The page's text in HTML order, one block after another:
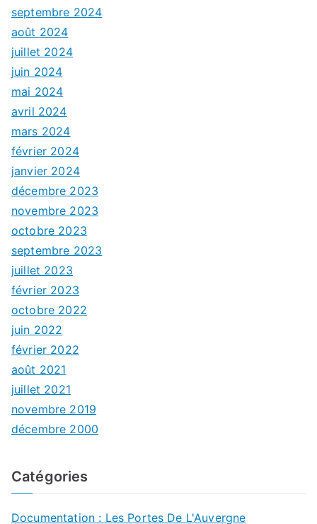
septembre 2024
août 2024
juillet 2024
juin 2024
mai 2024
avril 2024
mars 2024
février 2024
janvier 2024
décembre 2023
novembre 2023
octobre 2023
septembre 2023
juillet 2023
février 2023
octobre 2022
juin 2022
février 2022
août 2021
juillet 2021
novembre 2019
décembre 2000
Catégories
Documentation : Les Portes De L'Auvergne